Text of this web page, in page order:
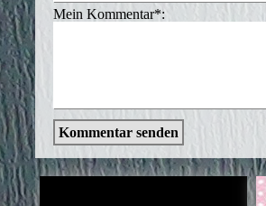
Mein Kommentar*:
Kommentar senden